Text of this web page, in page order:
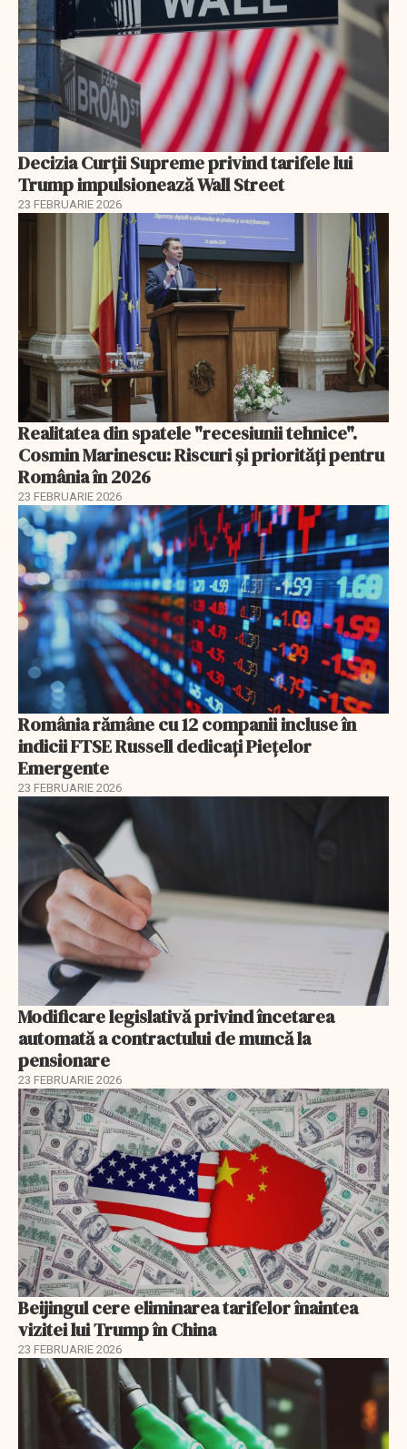
Decizia Curții Supreme privind tarifele lui
Trump impulsionează Wall Street
23 FEBRUARIE 2026
Realitatea din spatele "recesiunii tehnice".
Cosmin Marinescu: Riscuri și priorități pentru
România în 2026
23 FEBRUARIE 2026
România rămâne cu 12 companii incluse în
indicii FTSE Russell dedicați Piețelor
Emergente
23 FEBRUARIE 2026
Modificare legislativă privind încetarea
automată a contractului de muncă la
pensionare
23 FEBRUARIE 2026
Beijingul cere eliminarea tarifelor înaintea
vizitei lui Trump în China
23 FEBRUARIE 2026